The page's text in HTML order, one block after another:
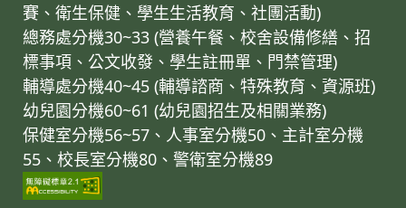
賽、衛生保健、學生生活教育、社團活動)
總務處分機30~33 (營養午餐、校舍設備修繕、招
標事項、公文收發、學生註冊單、門禁管理)
輔導處分機40~45 (輔導諮商、特殊教育、資源班)
幼兒園分機60~61 (幼兒園招生及相關業務)
保健室分機56~57、人事室分機50、主計室分機
55、校長室分機80、警衛室分機89